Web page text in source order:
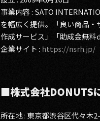
事業内容 : SATO
を幅広く提供。「良い商品
作成サービス」「助成金無料
企業サイト : https://nsrh.jp/
■株式会社DONUTS
所在地 : 東京都渋谷区代々木